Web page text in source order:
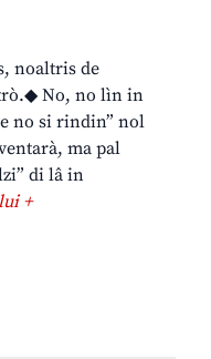
noaltris de
No, no lìn in
no si rindin” nol
ma pal
di lâ in
+